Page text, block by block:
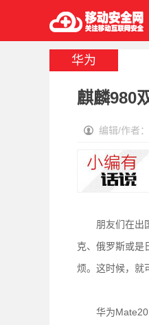
华为
麒麟980
编辑/作者
朋友们在出国
克、俄罗斯或是
烦。这时候，就
华为Mate20系